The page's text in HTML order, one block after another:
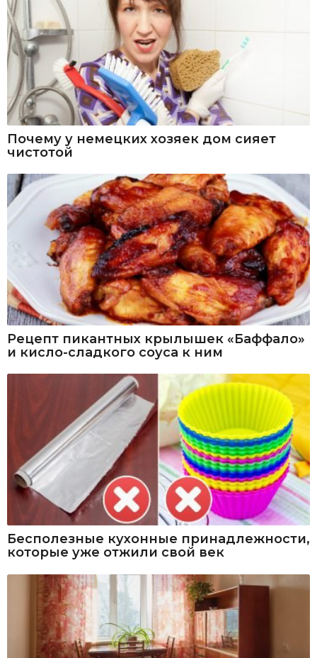
Почему у немецких хозяек дом сияет
чистотой
Рецепт пикантных крылышек «Баффало»
и кисло-сладкого соуса к ним
Бесполезные кухонные принадлежности,
которые уже отжили свой век